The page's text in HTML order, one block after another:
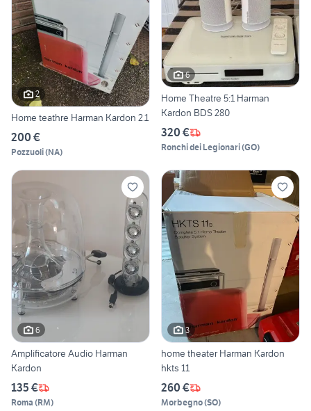
2
Home teathre Harman Kardon 2.1
200 €
Pozzuoli(NA)
6
Home Theatre 5:1 Harman
Kardon BDS 280
320 €
Ronchi dei Legionari(GO)
6
Amplificatore Audio Harman
Kardon
135 €
Roma (RM)
3
home theater Harman Kardon
hkts 11
260 €
Morbegno(SO)